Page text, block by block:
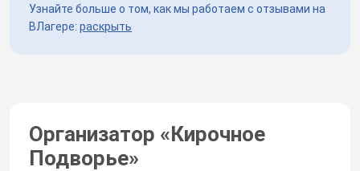
Узнайте больше о том, как мы работаем с отзывами на
ВЛагере: раскрыть
Организатор «Кирочное
Подворье»